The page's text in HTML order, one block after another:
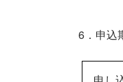
6．申込